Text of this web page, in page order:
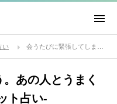
い
あの人とうまく
ト占い-